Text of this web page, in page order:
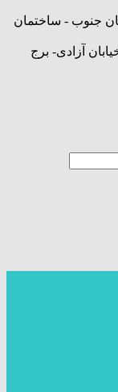
جنوب - ساختمان
آزادی- برج